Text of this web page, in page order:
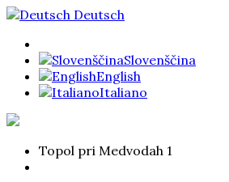
Deutsch
Slovenščina
English
Italiano
Topol pri Medvodah 1